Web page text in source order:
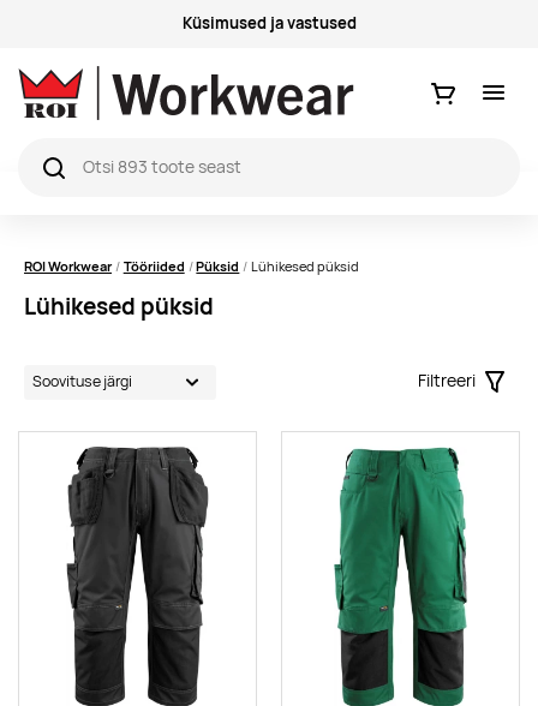
Küsimused ja vastused
Ostukorv
ROI Workwear Tööriided Püksid Lühikesed püksid
Lühikesed püksid
Filtreeri
Filter